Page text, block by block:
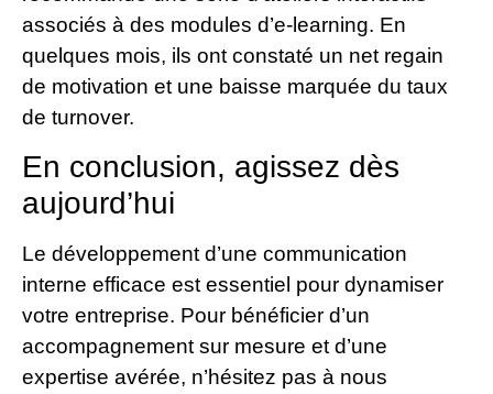
associés à des modules d’e-learning. En
quelques mois, ils ont constaté un net regain
de motivation et une baisse marquée du taux
de turnover.
En conclusion, agissez dès
aujourd’hui
Le développement d’une communication
interne efficace est essentiel pour dynamiser
votre entreprise. Pour bénéficier d’un
accompagnement sur mesure et d’une
expertise avérée, n’hésitez pas à nous